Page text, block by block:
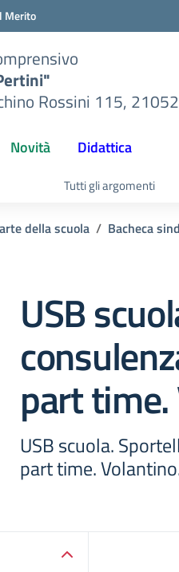
Merito
Rossini 115,
Novità Didattica
Tutti gli argomenti
della scuola Bacheca
USB
part
USB scuola.
part time.